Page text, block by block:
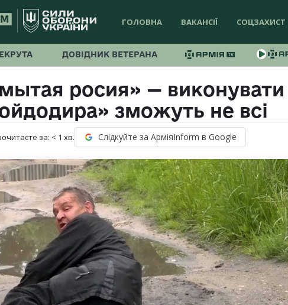
ГОЛОВНА ВАКАНСІЇ СОЦЗАХИСТ
ДОВІДНИК ВЕТЕРАНА
росия» — виконувати
зможуть не всі
за: < 1 хв. Слідкуйте за АрміяInform в Google